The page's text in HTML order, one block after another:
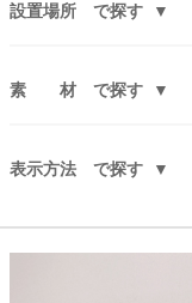
設置場所 で探す
素 材 で探す
表示方法 で探す